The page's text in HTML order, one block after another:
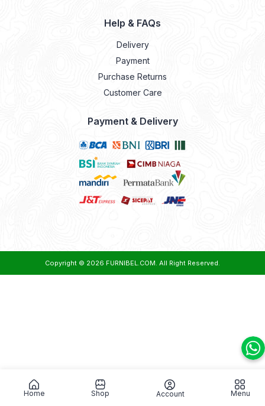
Help & FAQs
Delivery
Payment
Purchase Returns
Customer Care
Payment & Delivery
Copyright © 2026 FURNIBEL.COM . All Right Reserved.
Home Shop Account Menu